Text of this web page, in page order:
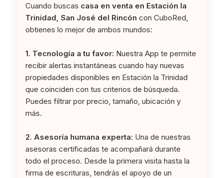
Cuando buscas casa en venta en Estación la
Trinidad, San José del Rincón con CuboRed,
obtienes lo mejor de ambos mundos:
1. Tecnología a tu favor: Nuestra App te permite
recibir alertas instantáneas cuando hay nuevas
propiedades disponibles en Estación la Trinidad
que coinciden con tus criterios de búsqueda.
Puedes filtrar por precio, tamaño, ubicación y
más.
2. Asesoría humana experta: Una de nuestras
asesoras certificadas te acompañará durante
todo el proceso. Desde la primera visita hasta la
firma de escrituras, tendrás el apoyo de un